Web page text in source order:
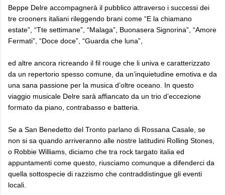
Beppe Delre accompagnerà il pubblico attraverso i successi dei
tre crooners italiani rileggendo brani come “E la chiamano
estate”, “Tte settimane”, “Malaga”, Buonasera Signorina”, “Amore
Fermati”, “Doce doce”, “Guarda che luna”,
ed altre ancora ricreando il fil rouge che li univa e caratterizzato
da un repertorio spesso comune, da un’inquietudine emotiva e da
una sana passione per la musica d’oltre oceano. In questo
viaggio musicale Delre sarà affiancato da un trio d’eccezione
formato da piano, contrabasso e batteria.
Se a San Benedetto del Tronto parlano di Rossana Casale, se
non si sa quando arriveranno alle nostre latitudini Rolling Stones,
o Robbie Williams, diciamo che tra rock targato italia ed
appuntamenti come questo, riusciamo comunque a difenderci da
quella sottospecie di razzismo che contraddistingue gli eventi
locali.